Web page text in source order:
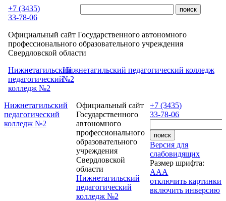
Перейти к основному содержанию
+7 (3435)
33-78-06
Официальный сайт Государственного автономного
профессионального образовательного учреждения
Свердловской области
Нижнетагильский
педагогический
колледж №2
Нижнетагильский педагогический колледж
№2
Нижнетагильский
педагогический
колледж №2
+7 (3435)
33-78-06
Версия для
слабовидящих
Размер шрифта:
AAA
отключить картинки
включить инверсию
Официальный сайт
Государственного
автономного
профессионального
образовательного
учреждения
Свердловской
области
Нижнетагильский
педагогический
колледж №2